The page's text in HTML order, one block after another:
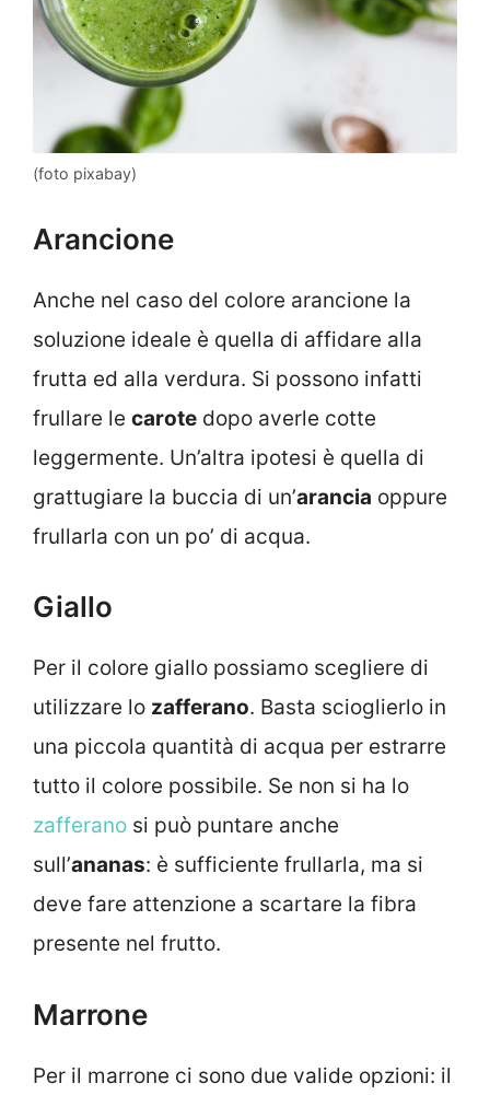
(foto pixabay)
Arancione
Anche nel caso del colore arancione la
soluzione ideale è quella di affidare alla
frutta ed alla verdura. Si possono infatti
frullare le carote dopo averle cotte
leggermente. Un’altra ipotesi è quella di
grattugiare la buccia di un’arancia oppure
frullarla con un po’ di acqua.
Giallo
Per il colore giallo possiamo scegliere di
utilizzare lo zafferano. Basta scioglierlo in
una piccola quantità di acqua per estrarre
tutto il colore possibile. Se non si ha lo
zafferano si può puntare anche
sull’ananas: è sufficiente frullarla, ma si
deve fare attenzione a scartare la fibra
presente nel frutto.
Marrone
Per il marrone ci sono due valide opzioni: il